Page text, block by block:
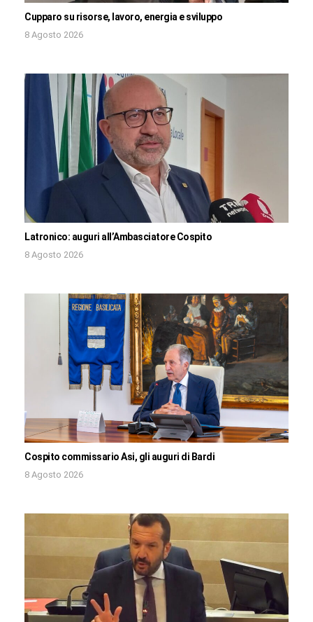
Cupparo su risorse, lavoro, energia e sviluppo
8 Agosto 2026
Latronico: auguri all’Ambasciatore Cospito
8 Agosto 2026
Cospito commissario Asi, gli auguri di Bardi
8 Agosto 2026